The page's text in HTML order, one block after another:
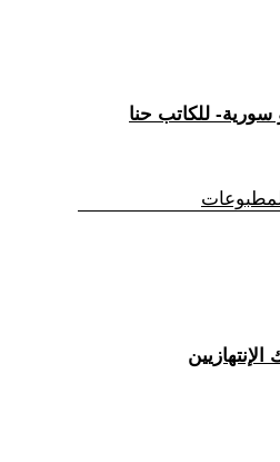
سورية- للكاتب حنا